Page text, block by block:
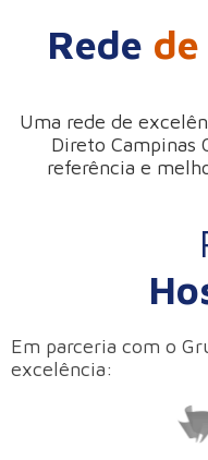
Rede
Uma rede de
Direto Campinas
referência e
Em parceria com o
excelência: